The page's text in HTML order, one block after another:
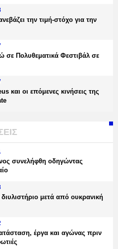
την τιμή-στόχο για την
σε Πολυθεματικά Φεστιβάλ σε
και οι επόμενες κινήσεις της
συνελήφθη οδηγώντας
μετά από ουκρανική
έργα και αγώνας πριν